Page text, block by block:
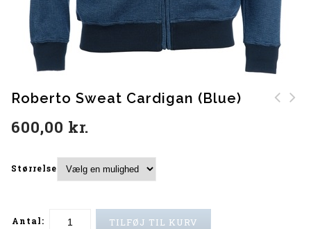
Roberto Sweat Cardigan (Blue)
600,00 kr.
Størrelse
Antal: TILFØJ TIL KURV